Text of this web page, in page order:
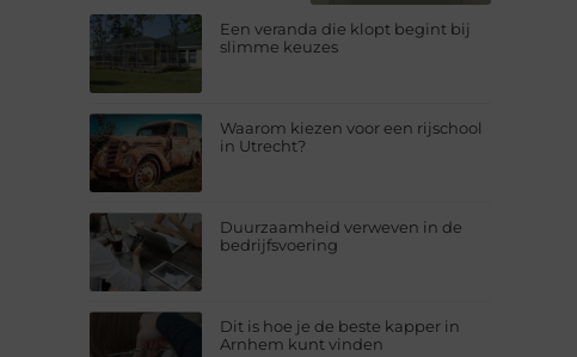
Een veranda die klopt begint bij
slimme keuzes
Waarom kiezen voor een rijschool
in Utrecht?
Duurzaamheid verweven in de
bedrijfsvoering
Dit is hoe je de beste kapper in
Arnhem kunt vinden